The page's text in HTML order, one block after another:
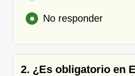
No responder
2. ¿Es obligatorio en